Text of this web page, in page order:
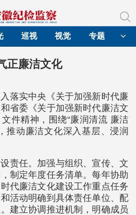
巡视 视觉 专题
正廉洁文化
落实中央《关于加强新时代廉
省委《关于加强新时代廉洁文
件精神，围绕“廉润清流 廉洁
推动廉洁文化深入基层、浸润
责任。加强与组织、宣传、文
制定年度任务清单。每年协助
代廉洁文化建设工作重点任务
活动明确到具体责任单位、配
建立协调推进机制，明确成员